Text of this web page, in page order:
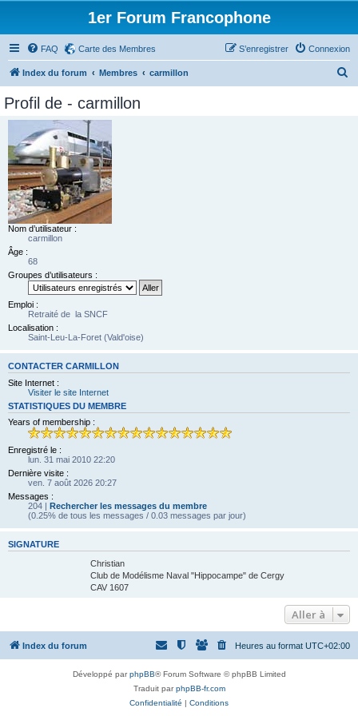
1er Forum Francophone
FAQ Carte des Membres Connexion
S’enregistrer
Index du forum Membres carmillon
Profil de - carmillon
Nom d’utilisateur :
carmillon
Âge :
68
Groupes d’utilisateurs :
Emploi :
Retraité de la SNCF
Localisation :
Saint-Leu-La-Foret (Vald'oise)
CONTACTER CARMILLON
Site Internet :
Visiter le site Internet
STATISTIQUES DU MEMBRE
Years of membership :
Enregistré le :
lun. 31 mai 2010 22:20
Dernière visite :
ven. 7 août 2026 20:27
Messages :
204 | Rechercher les messages du membre
(0.25% de tous les messages / 0.03 messages par jour)
SIGNATURE
Christian
Club de Modélisme Naval "Hippocampe" de Cergy
CAV 1607
Aller à
Index du forum Heures au format UTC+02:00
Développé parphpBB® Forum Software © phpBB Limited
Traduit parphpBB-fr.com
Confidentialité | Conditions